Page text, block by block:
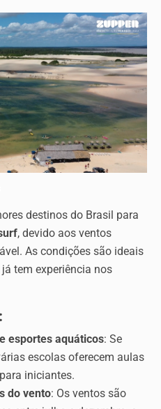
destinos do Brasil para
, devido aos ventos
As condições são ideais
tem experiência nos
esportes aquáticos: Se
escolas oferecem aulas
iniciantes.
do vento: Os ventos são